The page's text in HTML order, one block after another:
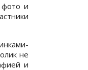
фото и
не
и